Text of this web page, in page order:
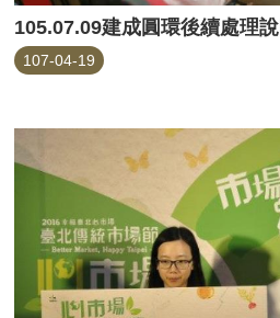
105.07.09建成圓環後續處理
107-04-19